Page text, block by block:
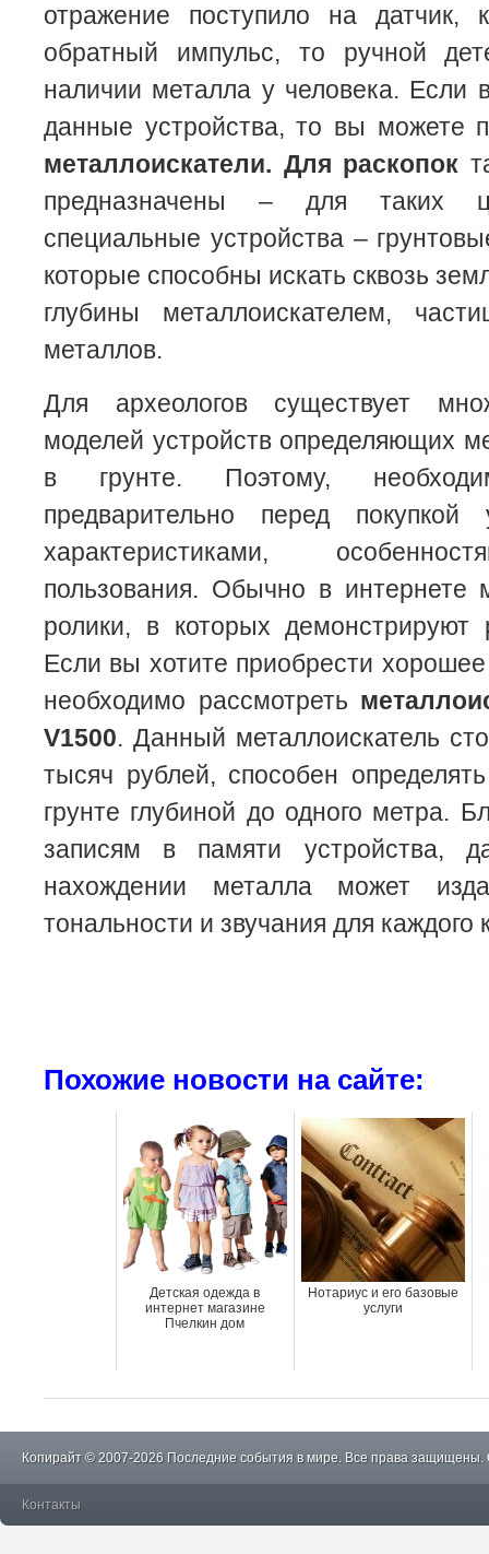
отражение поступило на датчик,
обратный импульс, то ручной
наличии металла у человека. Если
данные устройства, то вы можете
металлоискатели. Для раскопок
предназначены – для таких
специальные устройства –
которые способны искать сквозь
глубины металлоискателем,
металлов.
Для археологов существует
моделей устройств определяющих
в грунте. Поэтому,
предварительно перед
характеристиками,
пользования. Обычно в интернете
ролики, в которых демонстрируют
Если вы хотите приобрести
необходимо рассмотреть
V1500. Данный металлоискатель
тысяч рублей, способен
грунте глубиной до одного метра.
записям в памяти устройства,
нахождении металла может
тональности и звучания для каждого
Похожие новости на сайте:
Детская одежда в
интернет магазине
Пчелкин дом
Нотариус и его базовые
услуги
Копирайт © 2007-2026 Последние события в мире. Все права защищены.
Контакты